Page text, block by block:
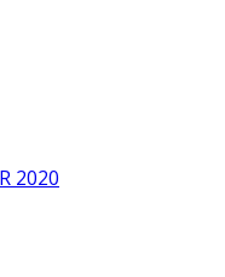
2020